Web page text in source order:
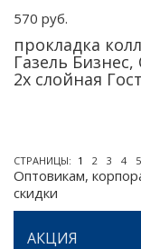
570 руб.
прокладка
Газель
2х слойная
СТРАНИЦЫ: 1 2 3 4 5
Оптовикам,
скидки
АКЦИЯ